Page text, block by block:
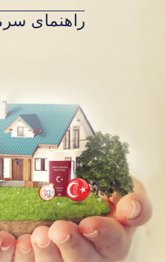
راهنمای